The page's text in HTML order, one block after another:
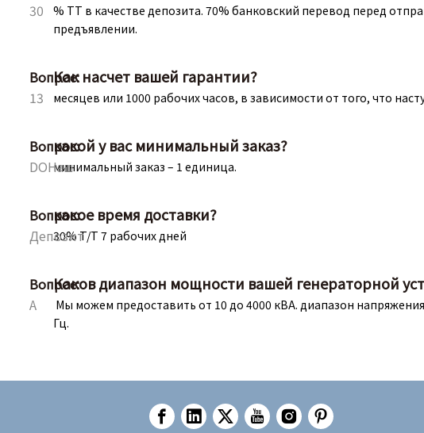
30
% TT в качестве депозита. 70% банковский перевод перед
предъявлении.
Вопрос:Как насчет вашей гарантии?
13 месяцев или 1000 рабочих часов, в зависимости от того, что
Вопрос:какой у вас минимальный заказ?
DOНашминимальный заказ – 1 единица.
Вопрос:какое время доставки?
Депозит
30% T/T 7 рабочих дней
Вопрос:Каков диапазон мощности вашей генераторной
A
Мы можем предоставить от 10 до 4000 кВА. диапазон
Гц.